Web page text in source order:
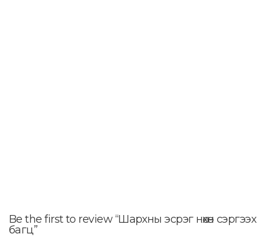
Be the first to review “Шархны эсрэг нөхөн сэргээх
багц”